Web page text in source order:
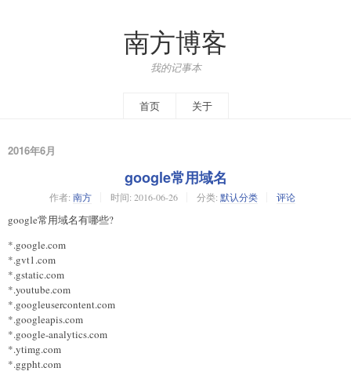
南方博客
我的记事本
首页 关于
2016年6月
google常用域名
作者: 南方 时间: 2016-06-26 分类: 默认分类 评论
google常用域名有哪些?
*.google.com
*.gvt1.com
*.gstatic.com
*.youtube.com
*.googleusercontent.com
*.googleapis.com
*.google-analytics.com
*.ytimg.com
*.ggpht.com